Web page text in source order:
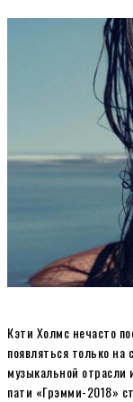
Кэти Холмс нечасто
появляться только на
музыкальной отрасли
пати «Грэмми-2018»